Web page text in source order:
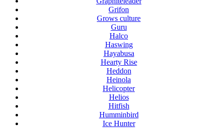
Grifon
Grows culture
Guru
Halco
Haswing
Hayabusa
Hearty Rise
Heddon
Heinola
Helicopter
Helios
Hitfish
Humminbird
Ice Hunter